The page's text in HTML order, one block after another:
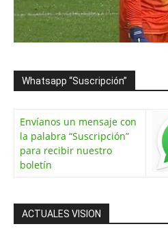
Whatsapp “Suscripción”
Envíanos un mensaje con
la palabra “Suscripción”
para recibir nuestro
boletín
ACTUALES VISION